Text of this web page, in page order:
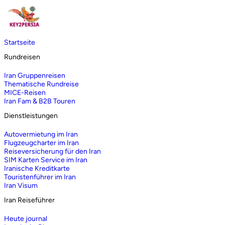
Startseite
Rundreisen
Iran Gruppenreisen
Thematische Rundreise
MICE-Reisen
Iran Fam & B2B Touren
Dienstleistungen
Autovermietung im Iran
Flugzeugcharter im Iran
Reiseversicherung für den Iran
SIM Karten Service im Iran
Iranische Kreditkarte
Touristenführer im Iran
Iran Visum
Iran Reiseführer
Heute journal